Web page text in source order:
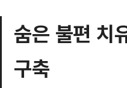
숨은 불편 치
구축